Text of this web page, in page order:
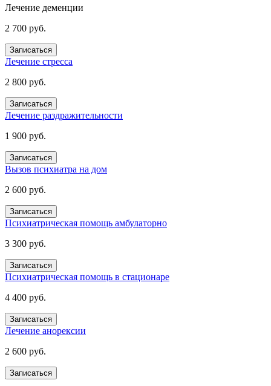
Лечение деменции
2 700 руб.
Записаться
Лечение стресса
2 800 руб.
Записаться
Лечение раздражительности
1 900 руб.
Записаться
Вызов психиатра на дом
2 600 руб.
Записаться
Психиатрическая помощь амбулаторно
3 300 руб.
Записаться
Психиатрическая помощь в стационаре
4 400 руб.
Записаться
Лечение анорексии
2 600 руб.
Записаться